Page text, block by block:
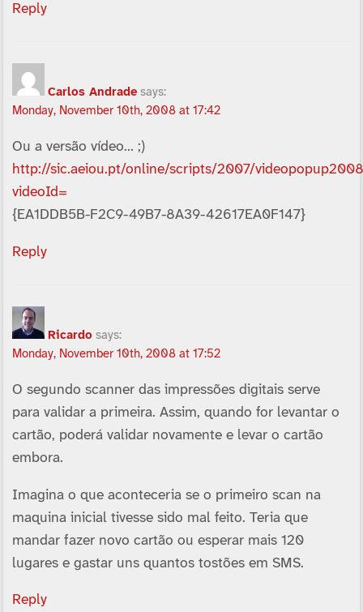
Reply
Carlos Andrade says:
Monday, November 10th, 2008 at 17:42
Ou a versão ví­deo… ;)
http://sic.aeiou.pt/online/scripts/2007/
videoId=
{EA1DDB5B-F2C9-49B7-8A39-42617EA0F147}
Reply
Ricardo says:
Monday, November 10th, 2008 at 17:52
O segundo scanner das impressões digitais serve
para validar a primeira. Assim, quando for levantar o
cartão, poderá validar novamente e levar o cartão
embora.
Imagina o que aconteceria se o primeiro scan na
maquina inicial tivesse sido mal feito. Teria que
mandar fazer novo cartão ou esperar mais 120
lugares e gastar uns quantos tostões em SMS.
Reply